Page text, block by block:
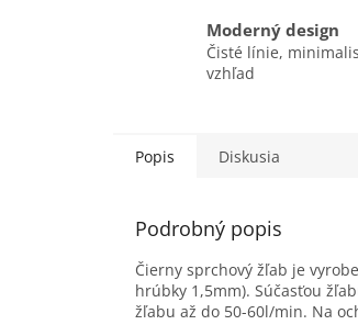
Moderný design
Čisté línie,
vzhľad
Popis Diskusia
Podrobný popis
Čierny sprchový žľab je
hrúbky 1,5mm). Súčasťou
žľabu až do 50-60l/min. Na